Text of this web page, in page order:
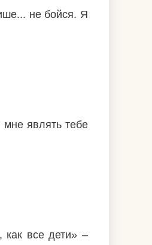
не бойся. Я
являть тебе
как все дети» –